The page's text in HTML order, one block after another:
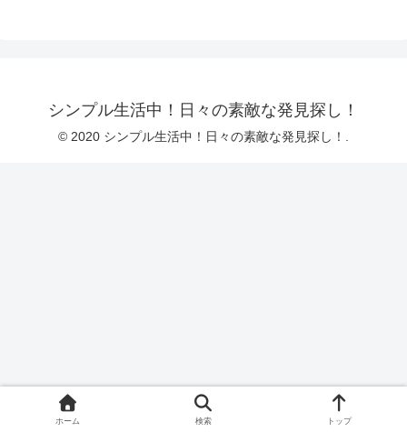
シンプル生活中！日々の素敵な発見探し！
© 2020 シンプル生活中！日々の素敵な発見探し！.
ホーム 検索 トップ